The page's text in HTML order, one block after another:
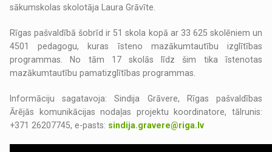
sākumskolas skolotāja Laura Grāvīte.
Rīgas pašvaldībā šobrīd ir 51 skola kopā ar 33 625 skolēniem un
4501 pedagogu, kuras īsteno mazākumtautību izglītības
programmas. No tām 17 skolās līdz šim tika īstenotas
mazākumtautību pamatizglītības programmas.
Informāciju sagatavoja: Sindija Grāvere, Rīgas pašvaldības
Ārējās komunikācijas nodaļas projektu koordinatore, tālrunis:
+371 26207745, e-pasts: sindija.gravere@riga.lv